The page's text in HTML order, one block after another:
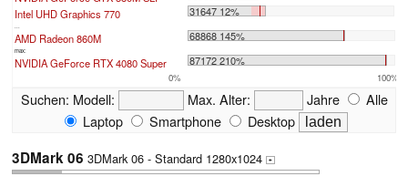
Intel UHD Graphics 770
31647 12%
...
AMD Radeon 860M 68868 145%
max:
NVIDIA GeForce RTX 4080 Super 87172 210%
0% 100%
Suchen: Modell: Max. Alter: Jahre
Alle
Laptop
Smartphone Desktop
3DMark 06 3DMark 06 - Standard 1280x1024 +